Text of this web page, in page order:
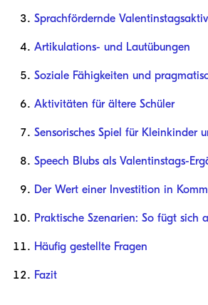
Sprachfördernde
Artikulations- und Lautübungen
Soziale Fähigkeiten und
Aktivitäten für ältere Schüler
Sensorisches Spiel für Kleinkinder
Speech Blubs als Valentinstags-
Der Wert einer Investition in
Praktische Szenarien: So fügt sich
Häufig gestellte Fragen
Fazit